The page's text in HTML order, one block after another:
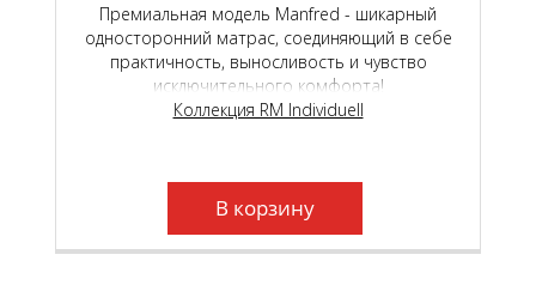
Премиальная модель Manfred - шикарный
односторонний матрас, соединяющий в себе
практичность, выносливость и чувство
исключительного комфорта!
Коллекция RM Individuell
В корзину